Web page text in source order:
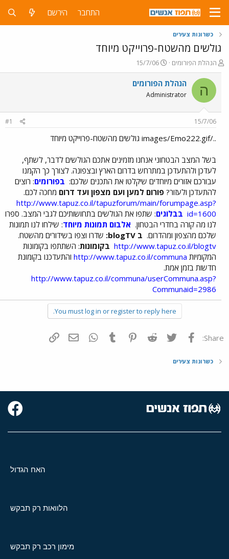
התחבר הירשם
כשרונות צעירים
גולשים מהשטח-פרוייקט מיוחד
פ
ו
ת
ח
ה
ו
ש
הנהלת הפורומים
פ
ו
ר
ם
ר
15/7/06
ה הנהלת הפורומים
Administrator
15/7/06
#1
../images/Emo222.gif גולשים מהשטח-פרוייקט מיוחד
בשל המצב הבטחוני אנחנו מזמינים אתכם הגולשים לדבר, לשתף,
לעדכן ולהתעדכן במתרחש בדרום הארץ ובצפונה. לצורך כך הקמנו
עבורכם אזורים מיוחדים שיקלטו את התכנים שלכם: בפורומים: רוצים
להתעדכן ולעזור? פורום למען ועם מצפון ועד דרום מחכה לכם.
http://www.tapuz.co.il/tapuzforum/main/forumpage.asp?
id=1600 בבלוגים: שתפו את הגולשים בתחושותיכם לגבי המצב. ספרו
לנו מה קורה בחדרי הבטחון. אלבום תמונות מיוחד: שילחו לנו תמונות
שלכם מהצפון ומהדרום. ב blogTV:
שדרו וצפו בשידורים מהשטח.
http://www.tapuz.co.il/blogtv בקומונות: השתתפו בקומונות
המקומיות http://www.tapuz.co.il/communa והתעדכנו בקומונת
חדשות בזמן אמת.
http://www.tapuz.co.il/communa/userCommuna.asp?
Communaid=2986
You must log in or register to reply here.
Share: פייסבוק Twitter
Reddit
Pinterest
Tumblr
WhatsAppדואר אלקטרוני
כשרונות צעירים
האח הגדול
הלוואות רק תבקש
מימון רכב רק תבקש